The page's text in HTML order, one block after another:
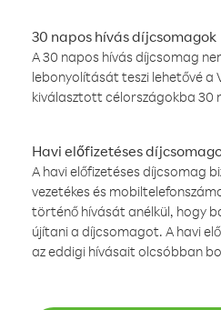
30 napos hívás díjcsomagok
A 30 napos hívás díjcsomag
lebonyolítását teszi lehetővé a
kiválasztott célországokba 30
Havi előfizetéses
A havi előfizetéses díjcsomag
vezetékes és
történő hívását anélkül, hogy
újítani a díjcsomagot. A havi
az eddigi hívásait olcsóbban